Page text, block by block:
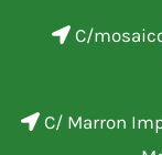
C/mosaico
C/ Marron